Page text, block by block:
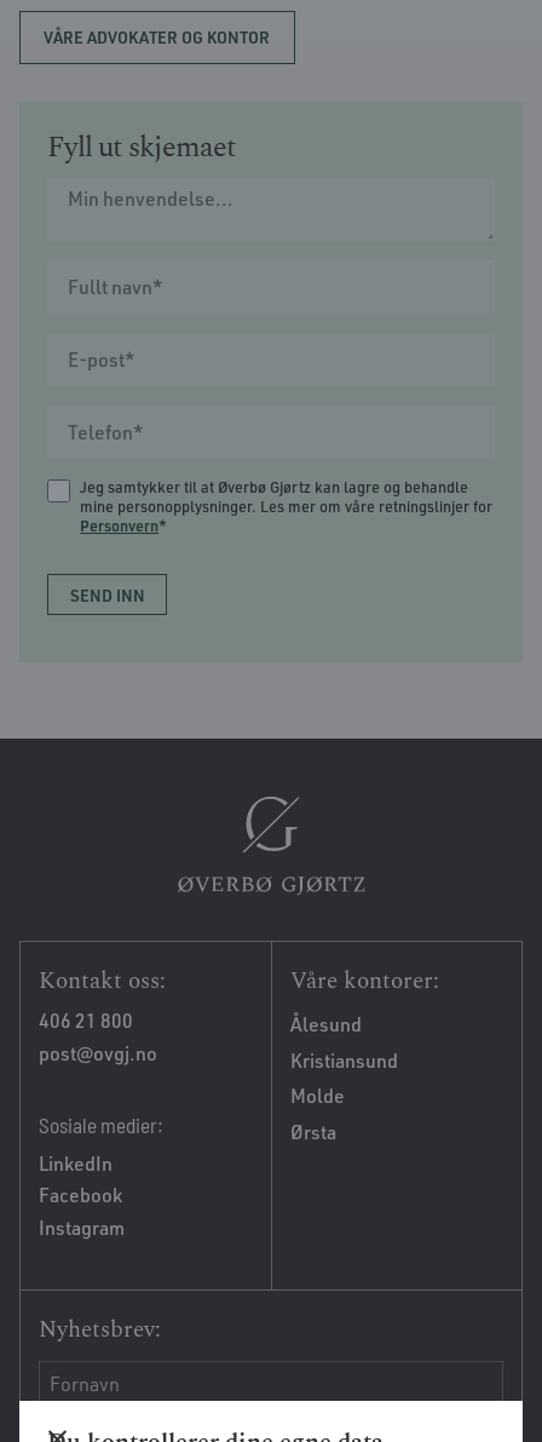
VÅRE ADVOKATER OG KONTOR
Fyll ut skjemaet
Jeg samtykker til at Øverbø Gjørtz kan lagre og behandle
mine personopplysninger. Les mer om våre retningslinjer for
Personvern*
Kontakt oss:
406 21 800
post@ovgj.no
Sosiale medier:
LinkedIn
Facebook
Instagram
Våre kontorer:
Ålesund
Kristiansund
Molde
Ørsta
Nyhetsbrev: